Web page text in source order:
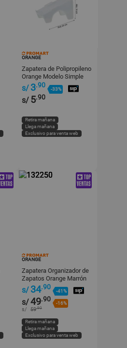
ORANGE
Zapatera de Polipropileno
Orange Modelo Simple
Blanco
s/ 3.90
-33%
s/ 5.90
Retira mañana
Llega mañana
Exclusivo para venta web
ORANGE
Zapatera Organizador de
Zapatos Orange Marrón
de Plástico Capacidad 18
Pares
s/ 34.90
-41%
s/49.90
-16%
s/ 59.90
Retira mañana
Llega mañana
Exclusivo para venta web